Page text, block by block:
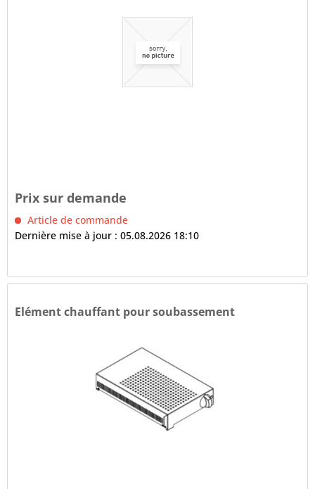
Prix sur demande
Article de commande
Dernière mise à jour : 05.08.2026 18:10
Elément chauffant pour soubassement